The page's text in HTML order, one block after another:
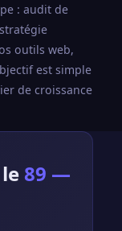
: audit de
outils web,
est simple
de croissance
89 —